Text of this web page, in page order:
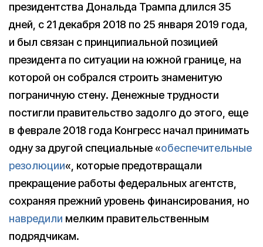
президентства Дональда Трампа длился 35
дней, с 21 декабря 2018 по 25 января 2019 года,
и был связан с принципиальной позицией
президента по ситуации на южной границе, на
которой он собрался строить знаменитую
пограничную стену. Денежные трудности
постигли правительство задолго до этого, еще
в феврале 2018 года Конгресс начал принимать
одну за другой специальные «обеспечительные
резолюции«, которые предотвращали
прекращение работы федеральных агентств,
сохраняя прежний уровень финансирования, но
навредили мелким правительственным
подрядчикам.